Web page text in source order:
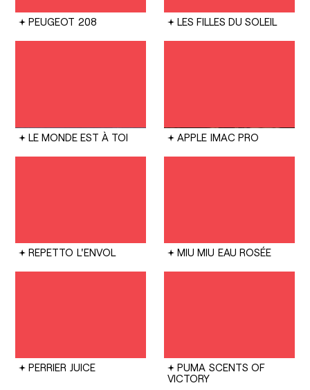
PEUGEOT 208 LES FILLES DU SOLEIL
LE MONDE EST À TOI APPLE IMAC PRO
REPETTO L'ENVOL MIU MIU EAU ROSÉE
PERRIER JUICE PUMA SCENTS OF
VICTORY